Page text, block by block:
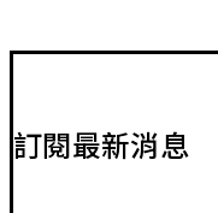
訂閱最新消息